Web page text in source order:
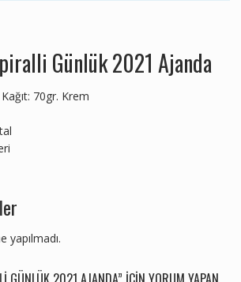
Günlük 2021 Ajanda
70gr. Krem
yapılmadı.